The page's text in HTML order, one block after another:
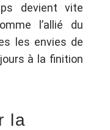
devient vite
l’allié du
les envies de
à la finition
la